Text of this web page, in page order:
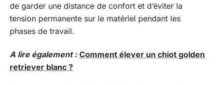
de garder une distance de confort et d’éviter la
tension permanente sur le matériel pendant les
phases de travail.
A lire également : Comment élever un chiot golden
retriever blanc ?